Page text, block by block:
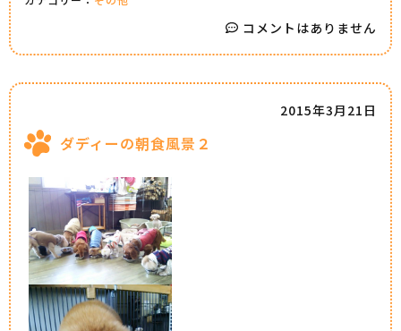
コメントはありません
ダディーの朝食風景２
2015年3月21日